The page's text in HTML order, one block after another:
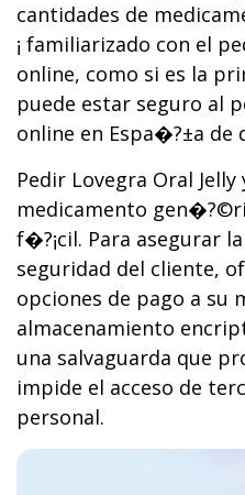
cantidades de
¡ familiarizado con el
online, como si es la
puede estar seguro al
online en Espa�?±a de
Pedir Lovegra Oral
medicamento
f�?¡cil. Para asegurar
seguridad del cliente,
opciones de pago a su
almacenamiento
una salvaguarda que
impide el acceso de
personal.